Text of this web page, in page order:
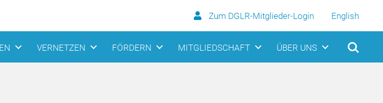
Zum DGLR-Mitglieder-Login English
VERNETZEN FÖRDERN MITGLIEDSCHAFT ÜBER UNS